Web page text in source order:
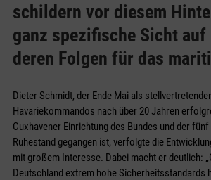
schildern vor diesem
ganz spezifische Sicht auf
deren Folgen für das
Dieter Schmidt, der Ende Mai als
Havariekommandos nach über 20 Jahren
Cuxhavener Einrichtung des Bundes und der
Ruhestand gegangen ist, verfolgte die
mit großem Interesse. Dabei macht er deutlich:
Deutschland extrem hohe Sicherheitsstandards